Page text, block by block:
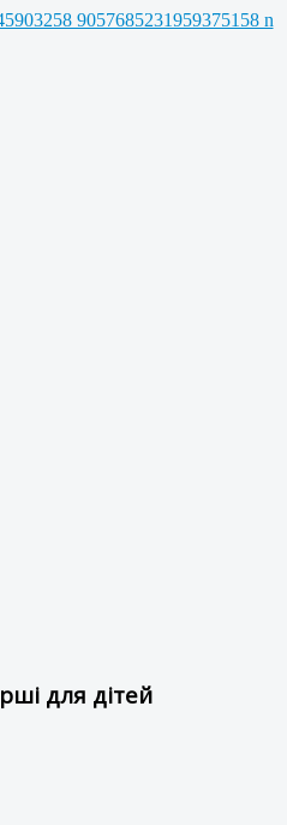
для дітей